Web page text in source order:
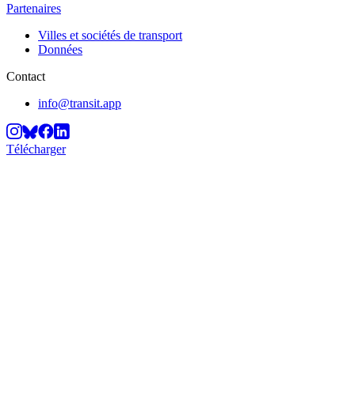
Partenaires
Villes et sociétés de transport
Données
Contact
info@transit.app
Télécharger